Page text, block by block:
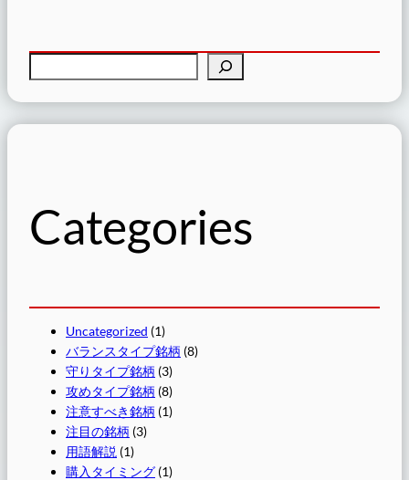
索
Categories
Uncategorized (1)
バランスタイプ銘柄 (8)
守りタイプ銘柄 (3)
攻めタイプ銘柄 (8)
注意すべき銘柄 (1)
注目の銘柄 (3)
用語解説 (1)
購入タイミング (1)